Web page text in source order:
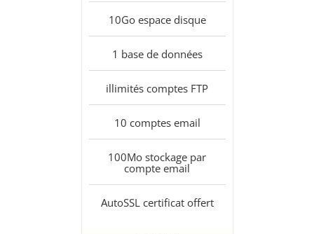
10Goespace disque
1 base de données
illimités comptes FTP
10 comptes email
100Mo stockage par
compte email
AutoSSLcertificat offert